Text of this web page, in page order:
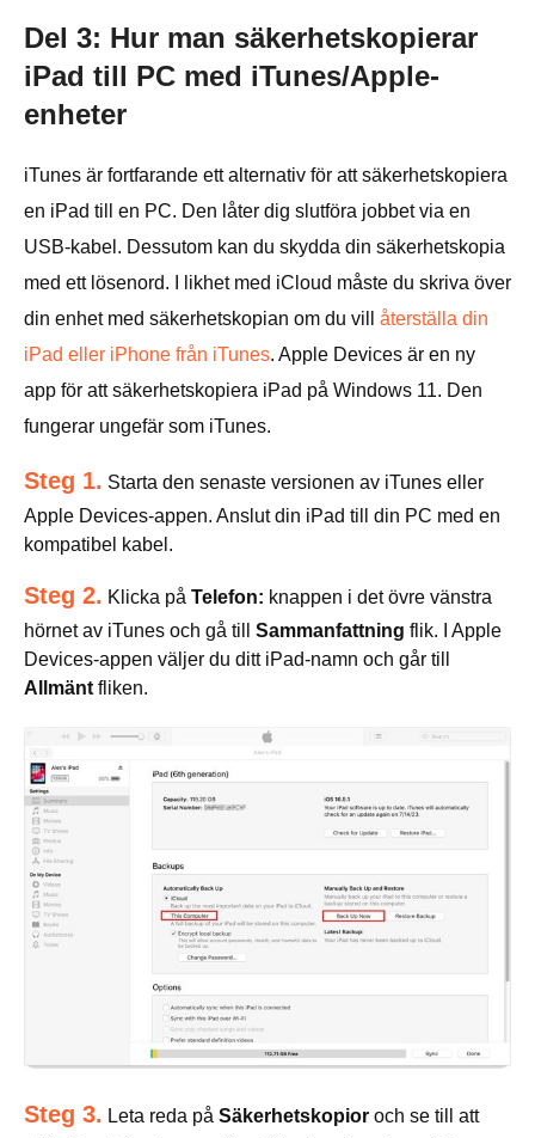
Del 3: Hur man säkerhetskopierar
iPad till PC med iTunes/Apple-
enheter
iTunes är fortfarande ett alternativ för att säkerhetskopiera
en iPad till en PC. Den låter dig slutföra jobbet via en
USB-kabel. Dessutom kan du skydda din säkerhetskopia
med ett lösenord. I likhet med iCloud måste du skriva över
din enhet med säkerhetskopian om du vill återställa din
iPad eller iPhone från iTunes. Apple Devices är en ny
app för att säkerhetskopiera iPad på Windows 11. Den
fungerar ungefär som iTunes.
Steg 1. Starta den senaste versionen av iTunes eller
Apple Devices-appen. Anslut din iPad till din PC med en
kompatibel kabel.
Steg 2. Klicka på Telefon: knappen i det övre vänstra
hörnet av iTunes och gå till Sammanfattning flik. I Apple
Devices-appen väljer du ditt iPad-namn och går till
Allmänt fliken.
Steg 3. Leta reda på Säkerhetskopior och se till att